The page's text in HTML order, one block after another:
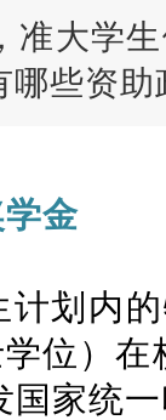
准大学
些资
金
划内
学位）在
国家统